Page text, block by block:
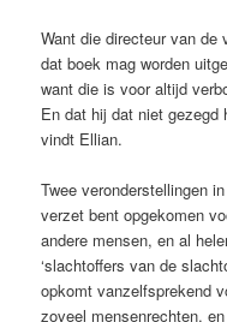
Want die directeur van de
dat boek mag worden
want die is voor altijd
En dat hij dat niet gezegd
vindt Ellian.
Twee veronderstellingen
verzet bent opgekomen
andere mensen, en al
‘slachtoffers van de
opkomt vanzelfsprekend
zoveel mensenrechten,